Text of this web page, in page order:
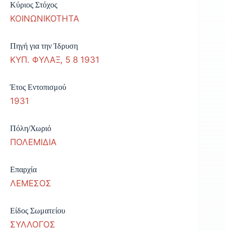
Κύριος Στόχος
ΚΟΙΝΩΝΙΚΟΤΗΤΑ
Πηγή για την Ίδρυση
ΚΥΠ. ΦΥΛΑΞ, 5 8 1931
Έτος Εντοπισμού
1931
Πόλη/Χωριό
ΠΟΛΕΜΙΔΙΑ
Επαρχία
ΛΕΜΕΣΟΣ
Είδος Σωματείου
ΣΥΛΛΟΓΟΣ